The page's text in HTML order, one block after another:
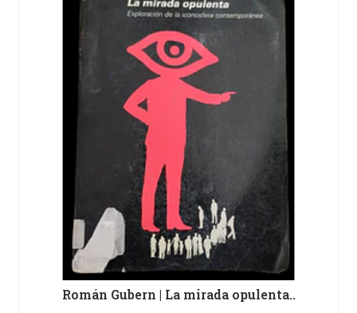
Román Gubern | La mirada opulenta..